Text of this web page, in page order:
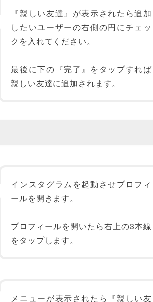
『親しい友達』が表示されたら追加
したいユーザーの右側の円にチェッ
クを入れてください。
最後に下の『完了』をタップすれば
親しい友達に追加されます。
インスタグラムを起動させプロフィ
ールを開きます。
プロフィールを開いたら右上の3本線
をタップします。
メニューが表示されたら『親しい友